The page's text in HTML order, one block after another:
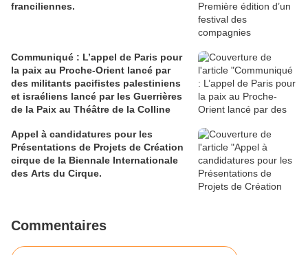
franciliennes.
Communiqué : L’appel de Paris pour
la paix au Proche-Orient lancé par
des militants pacifistes palestiniens
et israéliens lancé par les Guerrières
de la Paix au Théâtre de la Colline
Appel à candidatures pour les
Présentations de Projets de Création
cirque de la Biennale Internationale
des Arts du Cirque.
Commentaires